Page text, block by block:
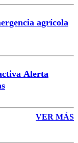
agrícola
Alerta
VER MÁS